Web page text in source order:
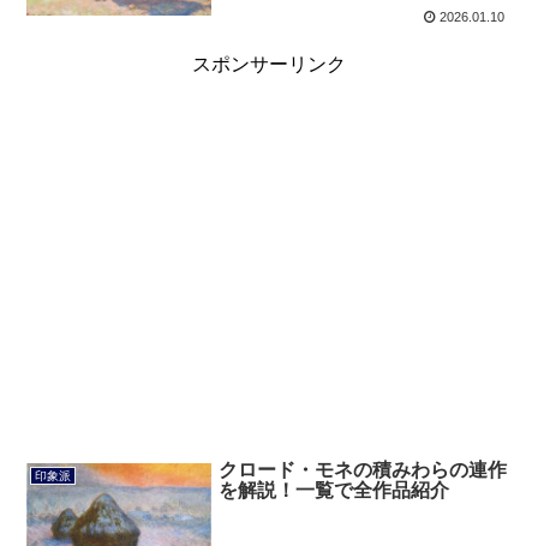
2026.01.10
スポンサーリンク
印象派
クロード・モネの積みわらの連作
を解説！一覧で全作品紹介